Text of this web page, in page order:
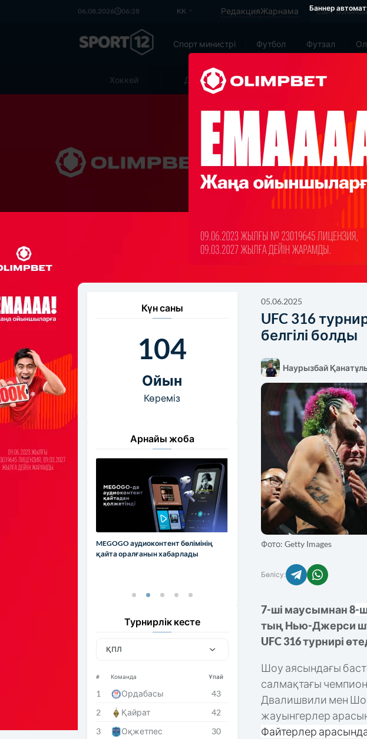
06.08.2026 06:28 KK РедакцияЖарнама
Спорт министрі Футбол Футзал
Хоккей Дзюдо Жеңіл атлетика
Күн саны
104
Ойын
Көреміз
Арнайы жоба
MEGOGO аудиоконтент бөлімінің
қайта оралғанын хабарлады
Турнирлік кесте
ҚПЛ
# Команда Ұпай
1 Ордабасы
43
2
Қайрат
42
3
Оқжетпес
30
05.06.2025
UFC 316
белгілі болды
Наурызбай
Фото: Getty Images
Бөлісу:
7-ші маусымнан 8-
тың Нью-Джерси
UFC 316 турнирі
Шоу аясындағы
салмақтағы
Двалишвили мен
жауынгерлер
Файтерлер